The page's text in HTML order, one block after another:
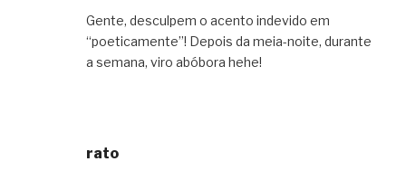
Gente, desculpem o acento indevido em
“poeticamente”! Depois da meia-noite, durante
a semana, viro abóbora hehe!
rato